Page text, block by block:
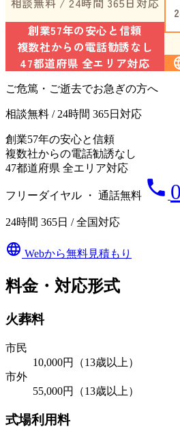
創業57年の安心と信頼
複数社からの電話勧誘なし
47都道府県 全エリア対応
ご危篤・ご逝去でお急ぎの方へ
相談無料 / 24時間 365日対応
創業57年の安心と信頼
複数社からの電話勧誘なし
47都道府県 全エリア対応
フリーダイヤル ・ 通話無料 phone
24時間 365日 / 全国対応
language Webから無料見積もり
料金・対応形式
火葬料
市民
10,000円（13歳以上）
市外
55,000円（13歳以上）
式場利用料